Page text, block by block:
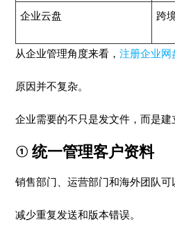
企业云盘 跨
从企业管理角度来看，注册企业网
原因并不复杂。
企业需要的不只是发文件，而是建
① 统一管理客户资料
销售部门、运营部门和海外团队可
减少重复发送和版本错误。